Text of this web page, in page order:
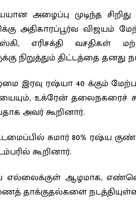
அழைப்பு முடிந்த
அதிகாரப்பூர்வ விஜயம்
எரிசக்தி வசதிகள்
நிறுத்தும் திட்டத்தை தனது
இரவு ரஷ்யா 40 க்கும்
உக்ரேன் தலைநகரைச்
அவர் கூறினார்.
சுமார் 80% ரஷ்ய
கூறினார்.
ஆழமாக,
தாக்குதல்களை